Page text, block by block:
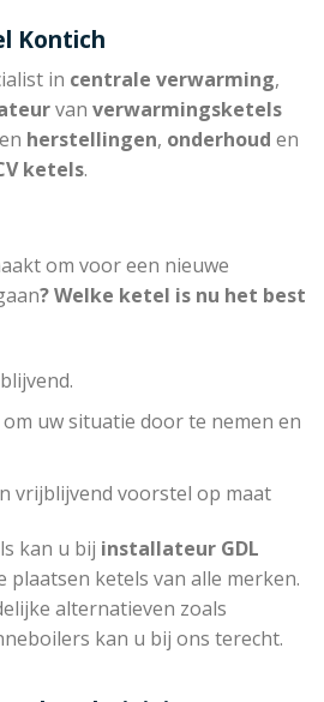
Kontich
in centrale verwarming,
van verwarmingsketels
herstellingen, onderhoud en
ketels.
om voor een nieuwe
? Welke ketel is nu het best
uw situatie door te nemen en
vrijblijvend voorstel op maat
kan u bij installateur GDL
plaatsen ketels van alle merken.
alternatieven zoals
kan u bij ons terecht.